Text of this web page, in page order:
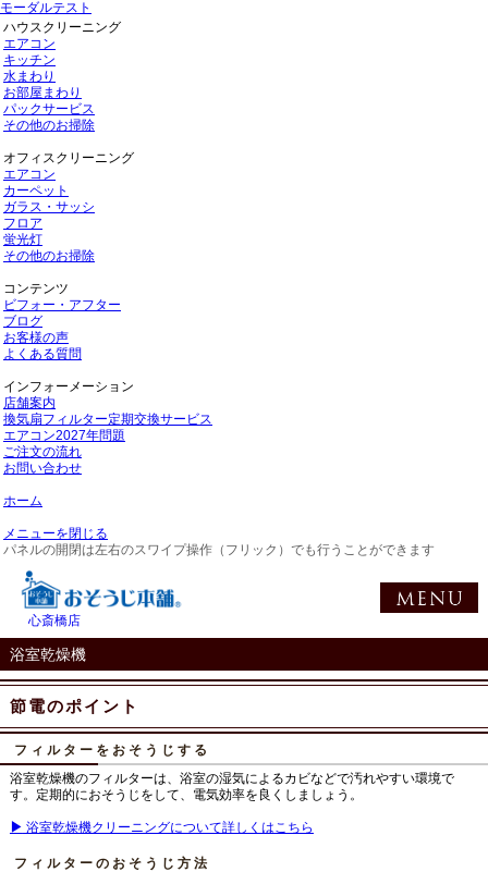
モーダルテスト
ハウスクリーニング
エアコン
キッチン
水まわり
お部屋まわり
パックサービス
その他のお掃除
オフィスクリーニング
エアコン
カーペット
ガラス・サッシ
フロア
蛍光灯
その他のお掃除
コンテンツ
ビフォー・アフター
ブログ
お客様の声
よくある質問
インフォーメーション
店舗案内
換気扇フィルター定期交換サービス
エアコン2027年問題
ご注文の流れ
お問い合わせ
ホーム
メニューを閉じる
パネルの開閉は左右のスワイプ操作（フリック）でも行うことができます
心斎橋店
浴室乾燥機
節電のポイント
フィルターをおそうじする
浴室乾燥機のフィルターは、浴室の湿気によるカビなどで汚れやすい環境で
す。定期的におそうじをして、電気効率を良くしましょう。
▶ 浴室乾燥機クリーニングについて詳しくはこちら
フィルターのおそうじ方法